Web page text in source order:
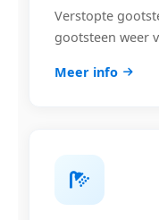
Verstopte
gootsteen weer
Meer info